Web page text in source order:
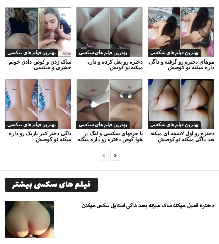
بهترین فیلم های سکسی
ساک زدن و کوص دادن خوتم
حشری و سکسی
بهترین فیلم های سکسی
دختره رو بغل کرده و داره
میکنه تو کونش
بهترین فیلم های سکسی
موهای دختره رو گرفته و داگی
داره میکنه تو کوصش
بهترین فیلم های سکسی
داگی دختر کمر باریک رو داره
میکنه تو کوصش
بهترین فیلم های سکسی
با حرفهای سکسی و لنگ در
هوا کوص دختره رو داره میکنه
بهترین فیلم های سکسی
دختره رو اول لاسینه ای میکنه
بعد داگی میکنه تو کوصش
فیلم های سکسی بیشتر
دختره قمبل میکنه ساک میزنه بعد داگی استایل سکس میکنن